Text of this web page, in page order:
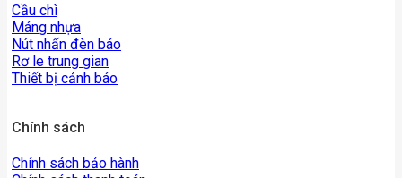
Cầu chì
Máng nhựa
Nút nhấn đèn báo
Rơ le trung gian
Thiết bị cảnh báo
Chính sách
Chính sách bảo hành